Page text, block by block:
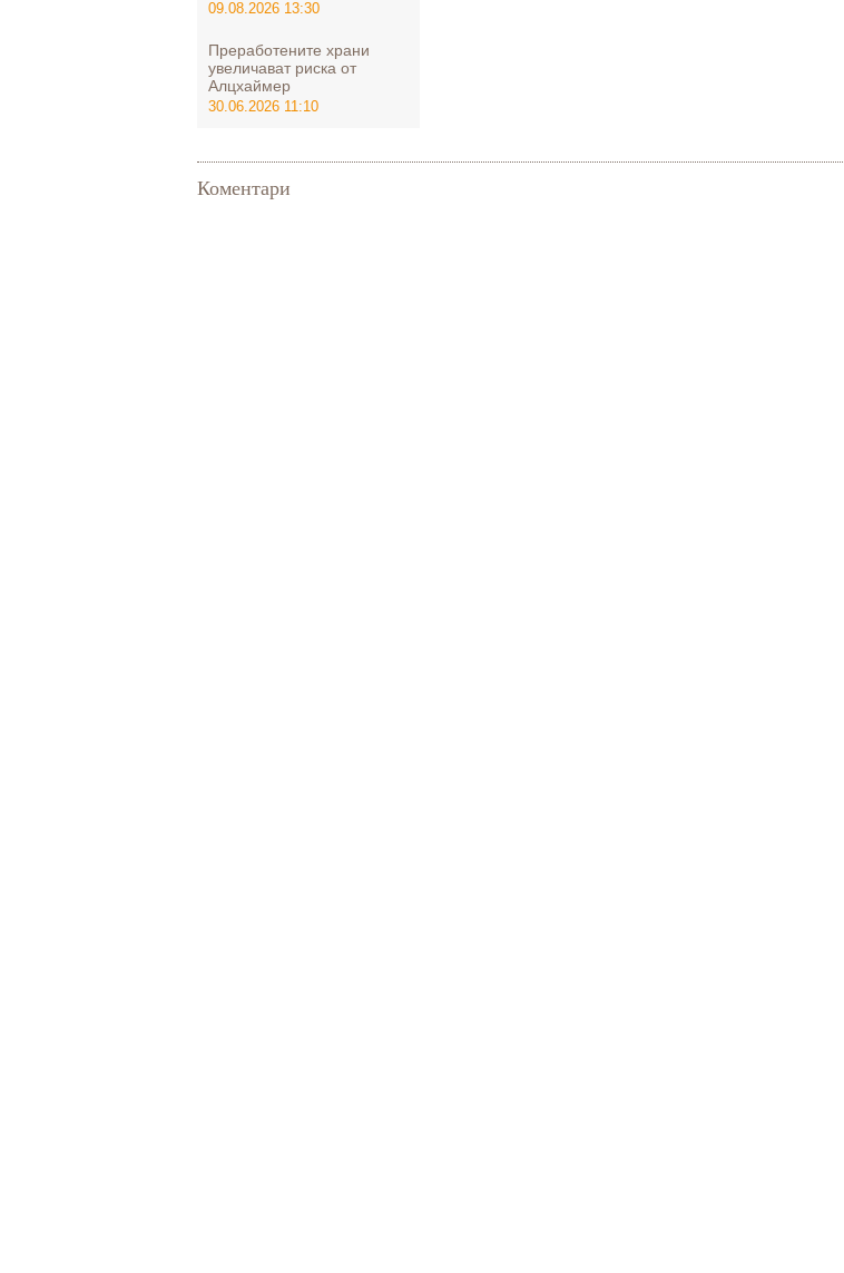
09.08.2026 13:30
Преработените храни
увеличават риска от
Алцхаймер
30.06.2026 11:10
Коментари